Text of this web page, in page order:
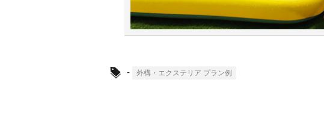
- 外構・エクステリア プラン例